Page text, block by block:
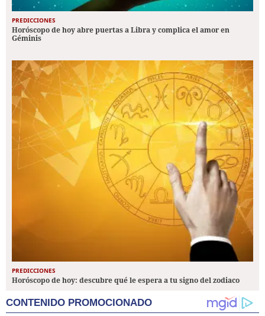
PREDICCIONES
Horóscopo de hoy abre puertas a Libra y complica el amor en
Géminis
PREDICCIONES
Horóscopo de hoy: descubre qué le espera a tu signo del zodiaco
CONTENIDO PROMOCIONADO